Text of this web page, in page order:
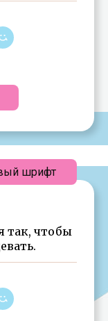
так, чтобы
шрифт